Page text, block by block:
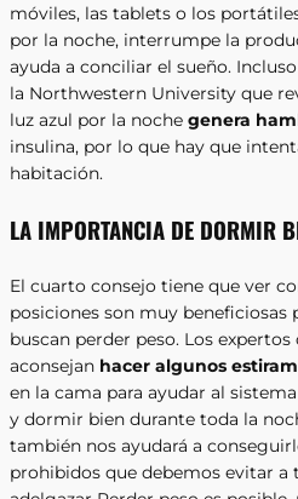
móviles, las tablets o los
por la noche, interrumpe la
ayuda a conciliar el sueño.
la Northwestern University que
luz azul por la noche genera
insulina, por lo que hay que
habitación.
LA IMPORTANCIA DE DORMIR
El cuarto consejo tiene que ver
posiciones son muy beneficiosas
buscan perder peso. Los expertos
aconsejan hacer algunos
en la cama para ayudar al
y dormir bien durante toda la
también nos ayudará a
prohibidos que debemos evitar a